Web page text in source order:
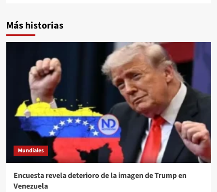
Más historias
Mundiales
Encuesta revela deterioro de la imagen de Trump en
Venezuela